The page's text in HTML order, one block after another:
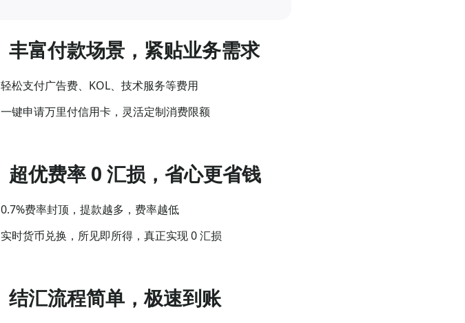
丰富付款场景，紧贴业务需求
轻松支付广告费、KOL、技术服务等费用
一键申请万里付信用卡，灵活定制消费限额
超优费率 0 汇损，省心更省钱
0.7%费率封顶，提款越多，费率越低
实时货币兑换，所见即所得，真正实现 0 汇损
结汇流程简单，极速到账